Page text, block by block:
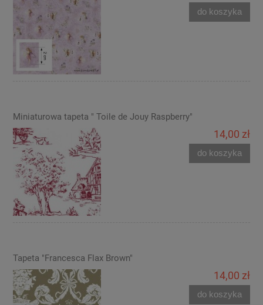
do koszyka
Miniaturowa tapeta " Toile de Jouy Raspberry"
14,00 zł
do koszyka
Tapeta "Francesca Flax Brown"
14,00 zł
do koszyka